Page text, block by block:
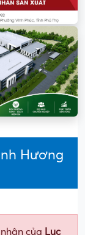
Hương
của Lục